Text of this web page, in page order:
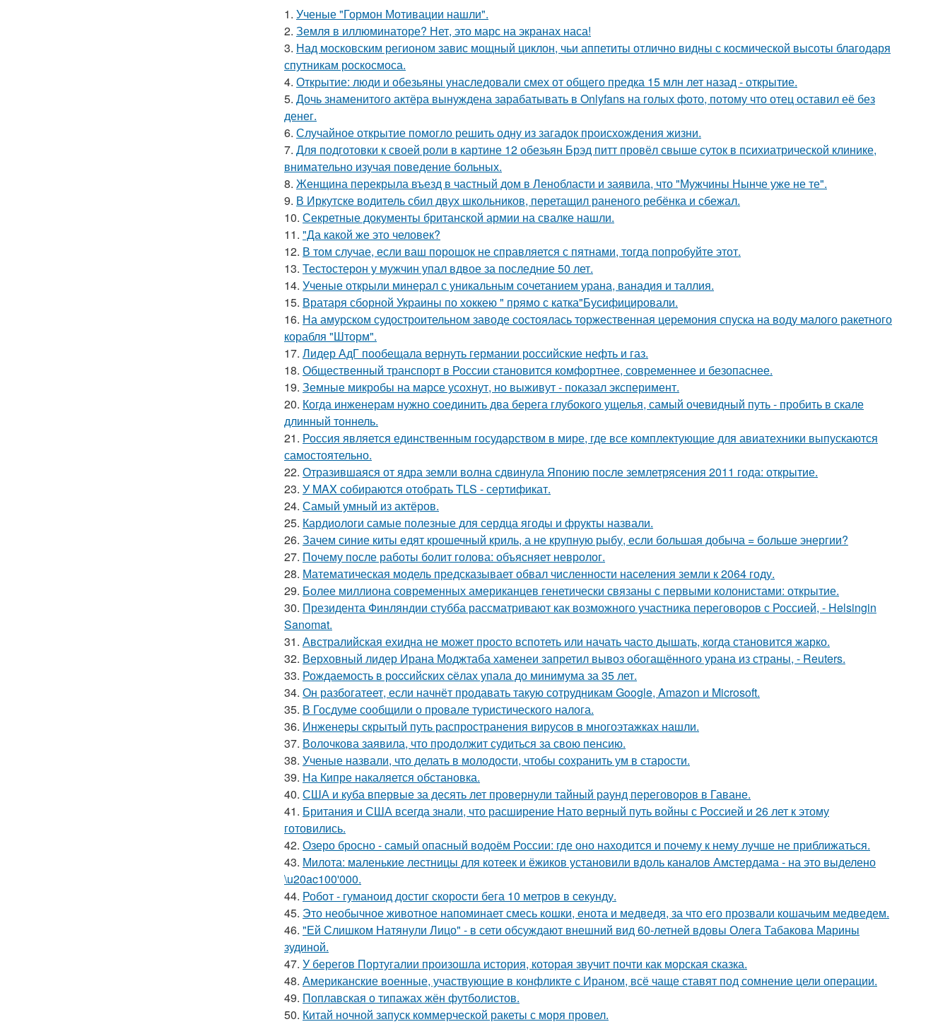
1. Ученые "Гормон Мотивации нашли".
2. Земля в иллюминаторе? Нет, это марс на экранах наса!
3. Над московским регионом завис мощный циклон, чьи аппетиты отлично видны с космической высоты благодаря
спутникам роскосмоса.
4. Открытие: люди и обезьяны унаследовали смех от общего предка 15 млн лет назад - открытие.
5. Дочь знаменитого актёра вынуждена зарабатывать в Onlyfans на голых фото, потому что отец оставил её без
денег.
6. Случайное открытие помогло решить одну из загадок происхождения жизни.
7. Для подготовки к своей роли в картине 12 обезьян Брэд питт провёл свыше суток в психиатрической клинике,
внимательно изучая поведение больных.
8. Женщина перекрыла въезд в частный дом в Ленобласти и заявила, что "Мужчины Нынче уже не те".
9. В Иркутске водитель сбил двух школьников, перетащил раненого ребёнка и сбежал.
10. Секретные документы британской армии на свалке нашли.
11. "Да какой же это человек?
12. В том случае, если ваш порошок не справляется с пятнами, тогда попробуйте этот.
13. Тестостерон у мужчин упал вдвое за последние 50 лет.
14. Ученые открыли минерал с уникальным сочетанием урана, ванадия и таллия.
15. Вратаря сборной Украины по хоккею " прямо с катка"Бусифицировали.
16. На амурском судостроительном заводе состоялась торжественная церемония спуска на воду малого ракетного
корабля "Шторм".
17. Лидер АдГ пообещала вернуть германии российские нефть и газ.
18. Общественный транспорт в России становится комфортнее, современнее и безопаснее.
19. Земные микробы на марсе усохнут, но выживут - показал эксперимент.
20. Когда инженерам нужно соединить два берега глубокого ущелья, самый очевидный путь - пробить в скале
длинный тоннель.
21. Россия является единственным государством в мире, где все комплектующие для авиатехники выпускаются
самостоятельно.
22. Отразившаяся от ядра земли волна сдвинула Японию после землетрясения 2011 года: открытие.
23. У MAX собираются отобрать TLS - сертификат.
24. Самый умный из актёров.
25. Кардиологи самые полезные для сердца ягоды и фрукты назвали.
26. Зачем синие киты едят крошечный криль, а не крупную рыбу, если большая добыча = больше энергии?
27. Почему после работы болит голова: объясняет невролог.
28. Математическая модель предсказывает обвал численности населения земли к 2064 году.
29. Более миллиона современных американцев генетически связаны с первыми колонистами: открытие.
30. Президента Финляндии стубба рассматривают как возможного участника переговоров с Россией, - Helsingin
Sanomat.
31. Австралийская ехидна не может просто вспотеть или начать часто дышать, когда становится жарко.
32. Верховный лидер Ирана Моджтаба хаменеи запретил вывоз обогащённого урана из страны, - Reuters.
33. Рождаемость в роcсийских cёлах упала до минимума за 35 лет.
34. Он разбогатеет, если начнёт продавать такую сотрудникам Google, Amazon и Microsoft.
35. В Госдуме сообщили о провале туристического налога.
36. Инженеры скрытый путь распространения вирусов в многоэтажках нашли.
37. Волочкова заявила, что продолжит судиться за свою пенсию.
38. Ученые назвали, что делать в молодости, чтобы сохранить ум в старости.
39. На Кипре накаляется обстановка.
40. США и куба впервые за десять лет провернули тайный раунд переговоров в Гаване.
41. Британия и США всегда знали, что расширение Нато верный путь войны с Россией и 26 лет к этому
готовились.
42. Озеро бросно - самый опасный водоём России: где оно находится и почему к нему лучше не приближаться.
43. Милота: маленькие лестницы для котеек и ёжиков установили вдоль каналов Амстердама - на это выделено
\u20ac100'000.
44. Робот - гуманоид достиг скорости бега 10 метров в секунду.
45. Это необычное животное напоминает смесь кошки, енота и медведя, за что его прозвали кошачьим медведем.
46. "Ей Слишком Натянули Лицо" - в сети обсуждают внешний вид 60-летней вдовы Олега Табакова Марины
зудиной.
47. У берегов Португалии произошла история, которая звучит почти как морская сказка.
48. Американские военные, участвующие в конфликте с Ираном, всё чаще ставят под сомнение цели операции.
49. Поплавская о типажах жён футболистов.
50. Китай ночной запуск коммерческой ракеты с моря провел.